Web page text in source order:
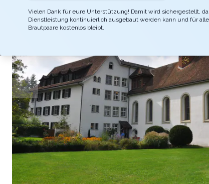
Vielen Dank für eure Unterstützung! Damit wird sichergestellt,
Dienstleistung kontinuierlich ausgebaut werden kann und für alle
Brautpaare kostenlos bleibt.